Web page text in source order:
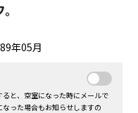
年05月
ると、空室になった時にメールで
った場合もお知らせしますの